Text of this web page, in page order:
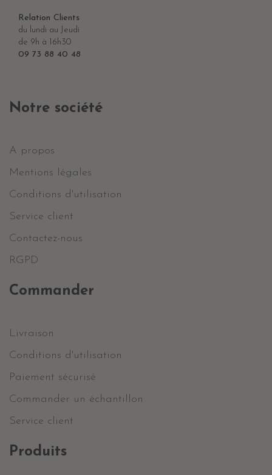
Relation Clients
du lundi au Jeudi
de 9h à 16h30
09 73 88 40 48
Notre société
A propos
Mentions légales
Conditions d'utilisation
Service client
Contactez-nous
RGPD
Commander
Livraison
Conditions d'utilisation
Paiement sécurisé
Commander un échantillon
Service client
Produits